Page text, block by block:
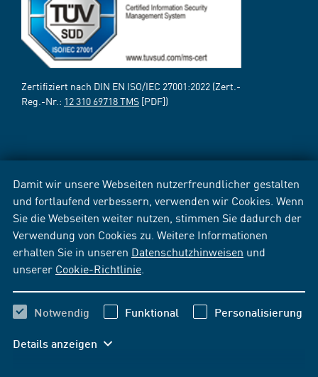
Damit wir unsere Webseiten nutzerfreundlicher gestalten
und fortlaufend verbessern, verwenden wir Cookies. Wenn
Sie die Webseiten weiter nutzen, stimmen Sie dadurch der
Verwendung von Cookies zu. Weitere Informationen
erhalten Sie in unseren Datenschutzhinweisen und
unserer Cookie-Richtlinie
Notwendig Funktional Personalisierung
Details anzeigen
Zertifiziert nach DIN EN ISO/IEC 27001:2022 (Zert.-
Reg.-Nr.: 12 310 69718 TMS [PDF])